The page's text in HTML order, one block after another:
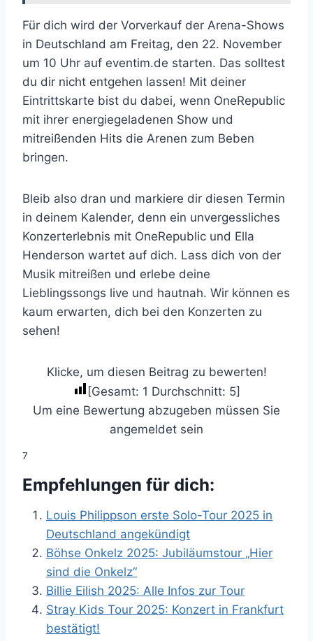
Für dich wird der Vorverkauf der Arena-Shows
in Deutschland am Freitag, den 22. November
um 10 Uhr auf eventim.de starten. Das solltest
du dir nicht entgehen lassen! Mit deiner
Eintrittskarte bist du dabei, wenn OneRepublic
mit ihrer energiegeladenen Show und
mitreißenden Hits die Arenen zum Beben
bringen.
Bleib also dran und markiere dir diesen Termin
in deinem Kalender, denn ein unvergessliches
Konzerterlebnis mit OneRepublic und Ella
Henderson wartet auf dich. Lass dich von der
Musik mitreißen und erlebe deine
Lieblingssongs live und hautnah. Wir können es
kaum erwarten, dich bei den Konzerten zu
sehen!
Klicke, um diesen Beitrag zu bewerten!
[Gesamt: 1 Durchschnitt: 5]
Um eine Bewertung abzugeben müssen Sie
angemeldet sein
7
Empfehlungen für dich:
Louis Philippson erste Solo-Tour 2025 in
Deutschland angekündigt
Böhse Onkelz 2025: Jubiläumstour „Hier
sind die Onkelz“
Billie Eilish 2025: Alle Infos zur Tour
Stray Kids Tour 2025: Konzert in Frankfurt
bestätigt!